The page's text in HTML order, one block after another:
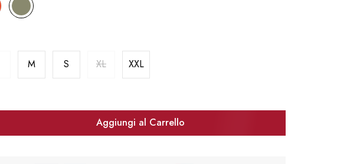
M S XL XXL
Aggiungi al Carrello